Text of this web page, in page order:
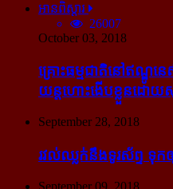
អានពិស្ដារ
26007
October 03, 2018
គ្រោះធម្មជាតិនៅឥណ្ឌូនេ
យន្ដហោះ​ងើប​ខ្លួន​ដោយ​សុ
September 28, 2018
រវល់​ឈ្លក់​នឹង​ទូរស័ព្ទ ទុ
September 09, 2018